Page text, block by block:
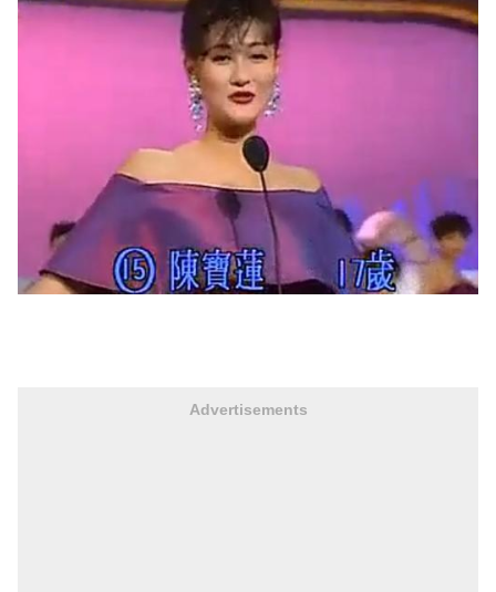
Advertisements